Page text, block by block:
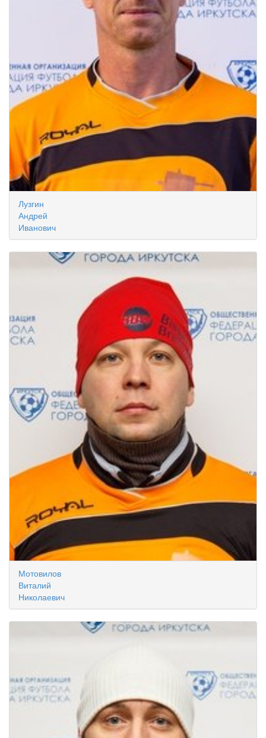
Лузгин
Андрей
Иванович
Мотовилов
Виталий
Николаевич